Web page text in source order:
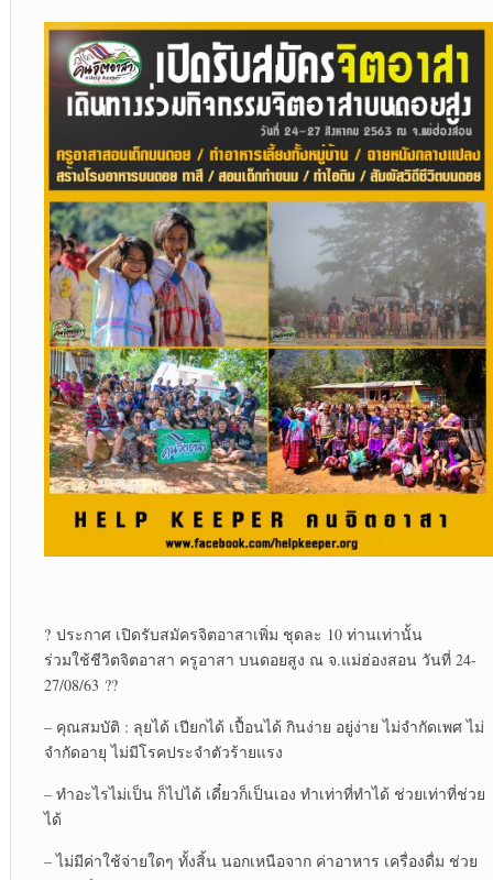
?ประกาศ เปิดรับสมัครจิตอาสาเพิ่ม ชุดละ 10 ท่านเท่านั้น
ร่วมใช้ชีวิตจิตอาสา ครูอาสา บนดอยสูง ณ จ.แม่ฮ่องสอน วันที่ 24-
27/08/63 ??
– คุณสมบัติ : ลุยได้ เปียกได้ เปื้อนได้ กินง่าย อยู่ง่าย ไม่จำกัดเพศ ไม่
จำกัดอายุ ไม่มีโรคประจำตัวร้ายแรง
– ทำอะไรไม่เป็น ก็ไปได้ เดี๋ยวก็เป็นเอง ทำเท่าที่ทำได้ ช่วยเท่าที่ช่วย
ได้
– ไม่มีค่าใช้จ่ายใดๆ ทั้งสิ้น นอกเหนือจาก ค่าอาหาร เครื่องดื่ม ช่วย